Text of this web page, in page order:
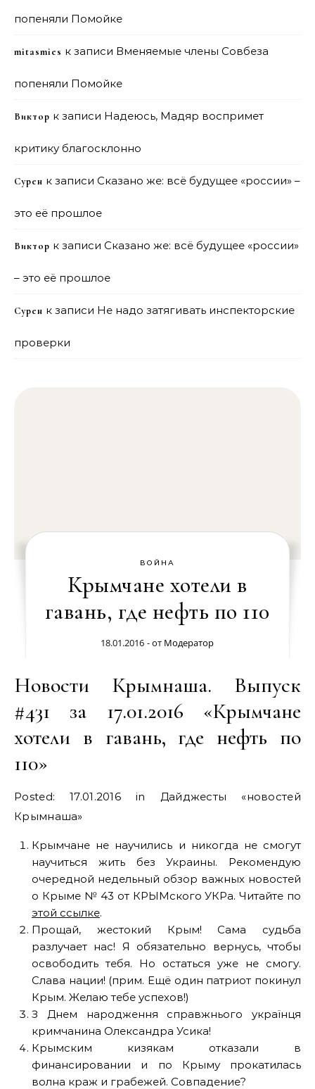
попеняли Помойке
mitasmies к записи Вменяемые члены Совбеза
попеняли Помойке
Виктор к записи Надеюсь, Мадяр воспримет
критику благосклонно
Сурен к записи Сказано же: всё будущее «россии» –
это её прошлое
Виктор к записи Сказано же: всё будущее «россии»
– это её прошлое
Сурен к записи Не надо затягивать инспекторские
проверки
ВОЙНА
Крымчане хотели в
гавань, где нефть по 110
18.01.2016 - от Модератор
Новости Крымнаша. Выпуск
#431 за 17.01.2016 «Крымчане
хотели в гавань, где нефть по
110»
Posted: 17.01.2016 in Дайджесты «новостей
Крымнаша»
Крымчане не научились и никогда не смогут
научиться жить без Украины. Рекомендую
очередной недельный обзор важных новостей
о Крыме № 43 от КРЫМского УКРа. Читайте по
этой ссылке.
Прощай, жестокий Крым! Сама судьба
разлучает нас! Я обязательно вернусь, чтобы
освободить тебя. Но остаться уже не смогу.
Слава нации! (прим. Ещё один патриот покинул
Крым. Желаю тебе успехов!)
З Днем народження справжнього українця
кримчанина Олександра Усика!
Крымским кизякам отказали в
финансировании и по Крыму прокатилась
волна краж и грабежей. Совпадение?